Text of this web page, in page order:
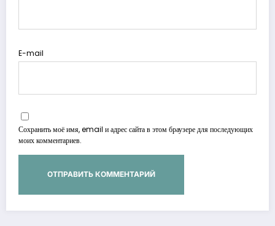
E-mail
Сохранить моё имя, email и адрес сайта в этом браузере для последующих
моих комментариев.